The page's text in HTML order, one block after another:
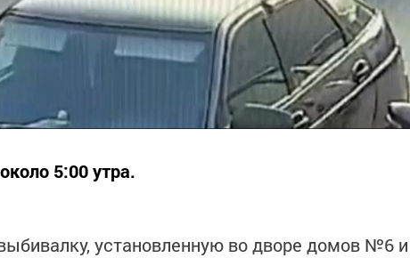
5:00 утра.
установленную во дворе домов №6 и